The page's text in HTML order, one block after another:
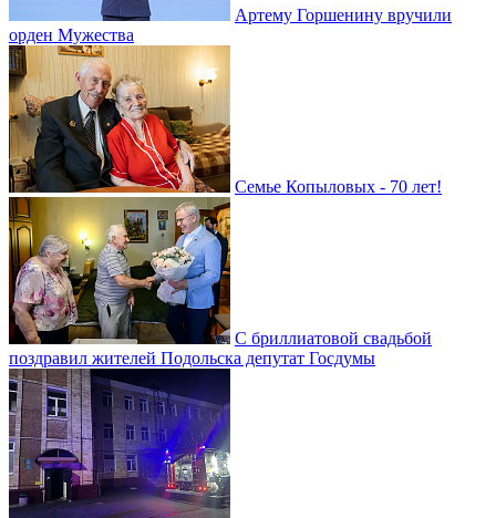
Артему Горшенину вручили
орден Мужества
Семье Копыловых - 70 лет!
С бриллиатовой свадьбой
поздравил жителей Подольска депутат Госдумы